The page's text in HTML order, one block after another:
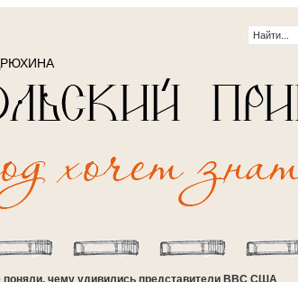
поняли, чему удивились представители ВВС США